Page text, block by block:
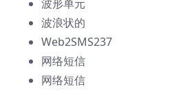
波形单元
波浪状的
Web2SMS237
网络短信
网络短信